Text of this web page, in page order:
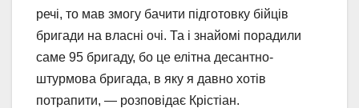
речі, то мав змогу бачити підготовку бійців
бригади на власні очі. Та і знайомі порадили
саме 95 бригаду, бо це елітна десантно-
штурмова бригада, в яку я давно хотів
потрапити, — розповідає Крістіан.